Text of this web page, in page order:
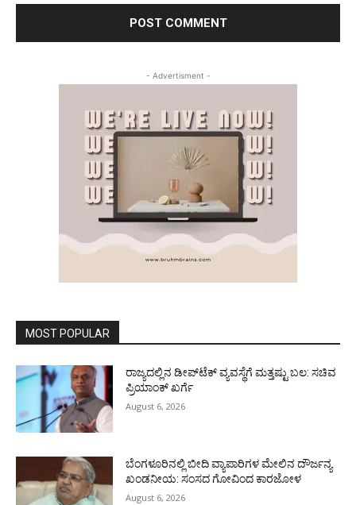
- Advertisment -
MOST POPULAR
ರಾಜ್ಯದಲ್ಲಿನ ಡೀಪ್‌ಟೆಕ್‌ ವ್ಯವಸ್ಥೆಗೆ ಮತ್ತಷ್ಟು ಬಲ: ಸಚಿವ
ಪ್ರಿಯಾಂಕ್ ಖರ್ಗೆ
August 6, 2026
ಬೆಂಗಳೂರಿನಲ್ಲಿ ಬೀದಿ ವ್ಯಾಪಾರಿಗಳ ಮೇಲಿನ ದೌರ್ಜನ್ಯ
ಖಂಡನೀಯ: ಸಂಸದ ಗೋವಿಂದ ಕಾರಜೋಳ
August 6, 2026